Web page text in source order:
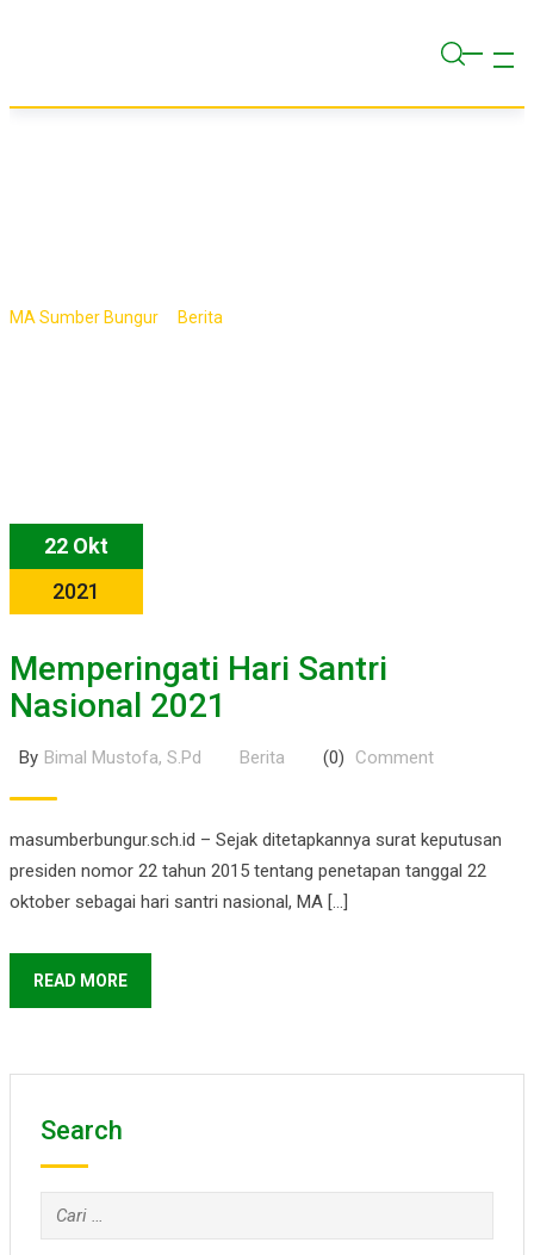
MA Sumber Bungur Berita
22 Okt
2021
Memperingati Hari Santri
Nasional 2021
By Bimal Mustofa, S.Pd Berita (0) Comment
masumberbungur.sch.id – Sejak ditetapkannya surat keputusan
presiden nomor 22 tahun 2015 tentang penetapan tanggal 22
oktober sebagai hari santri nasional, MA […]
READ MORE
Search
Cari
untuk: